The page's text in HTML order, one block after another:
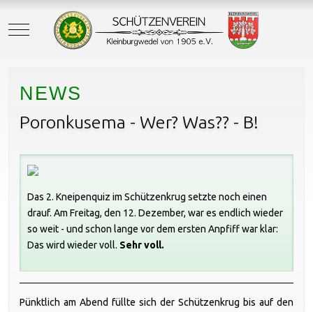
Mobile Menu Toggle
NEWS
Poronkusema - Wer? Was?? - B!
Das 2. Kneipenquiz im Schützenkrug setzte noch einen
drauf. Am Freitag, den 12. Dezember, war es endlich wieder
so weit - und schon lange vor dem ersten Anpfiff war klar:
Das wird wieder voll. Sehr voll.
Pünktlich am Abend füllte sich der Schützenkrug bis auf den